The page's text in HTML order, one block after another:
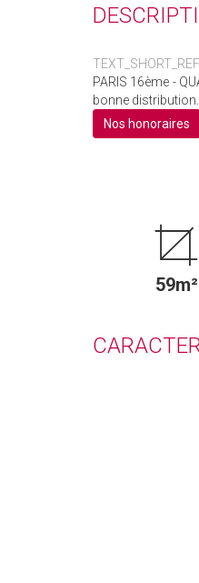
PARIS 16ème -
bonne
Nos honoraires
59m²